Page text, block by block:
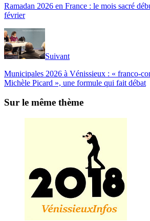
Ramadan 2026 en France : le mois sacré
février
Suivant
Municipales 2026 à Vénissieux : « franco-
Michèle Picard », une formule qui fait débat
Sur le même thème